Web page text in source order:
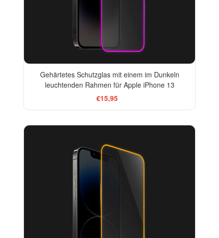
Gehärtetes Schutzglas mit einem im Dunkeln
leuchtenden Rahmen für Apple iPhone 13
€15,95